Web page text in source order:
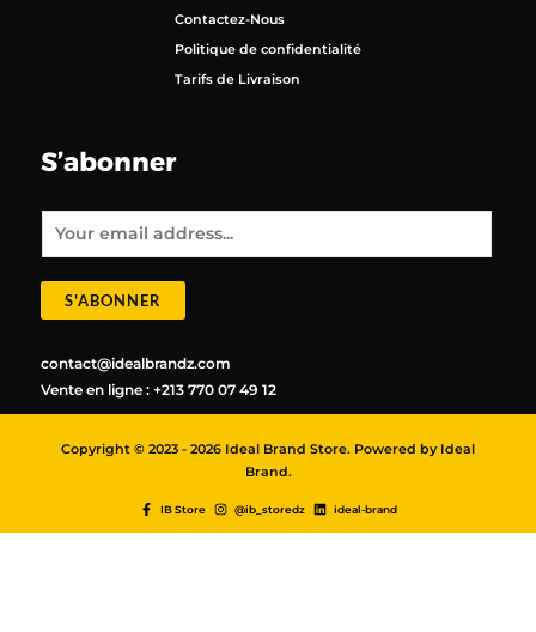
Contactez-Nous
Politique de confidentialité
Tarifs de Livraison
S’abonner
*
S'ABONNER
contact@idealbrandz.com
Vente en ligne : +213 770 07 49 12
Copyright © 2023 - 2026 Ideal Brand Store. Powered by Ideal
Brand.
IB Store @ib_storedz ideal-brand